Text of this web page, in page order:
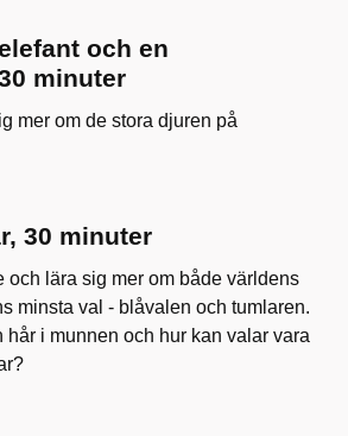
och en
minuter
mer om de stora djuren på
30 minuter
och lära sig mer om både världens
minsta val - blåvalen och tumlaren.
hår i munnen och hur kan valar vara